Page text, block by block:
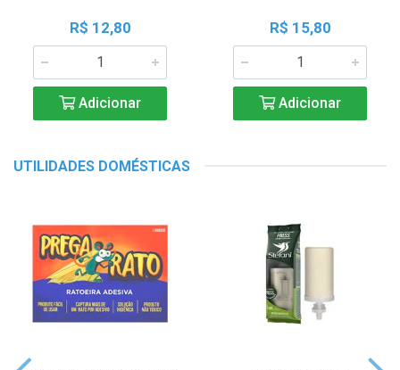
R$ 12,80
Adicionar
R$ 15,80
Adicionar
UTILIDADES DOMÉSTICAS